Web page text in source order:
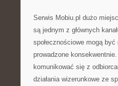
Serwis Mobiu.pl dużo
są jednym z głównych
społecznościowe mogą
prowadzone
komunikować się z
działania wizerunkowe ze